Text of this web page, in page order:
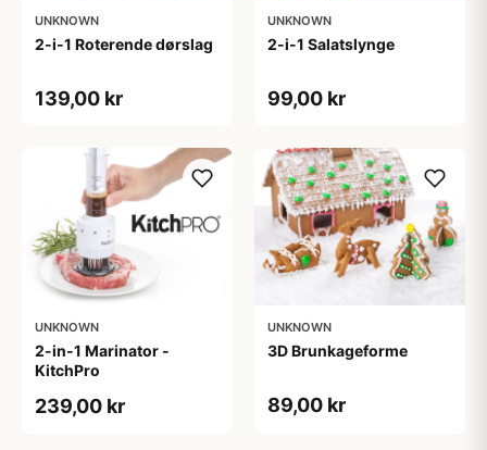
UNKNOWN
2-i-1 Roterende dørslag
139,00 kr
UNKNOWN
2-i-1 Salatslynge
99,00 kr
UNKNOWN
2-in-1 Marinator -
KitchPro
239,00 kr
UNKNOWN
3D Brunkageforme
89,00 kr